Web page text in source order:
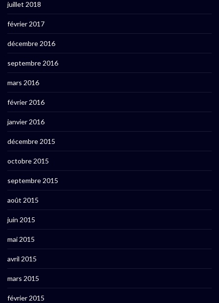
juillet 2018
février 2017
décembre 2016
septembre 2016
mars 2016
février 2016
janvier 2016
décembre 2015
octobre 2015
septembre 2015
août 2015
juin 2015
mai 2015
avril 2015
mars 2015
février 2015